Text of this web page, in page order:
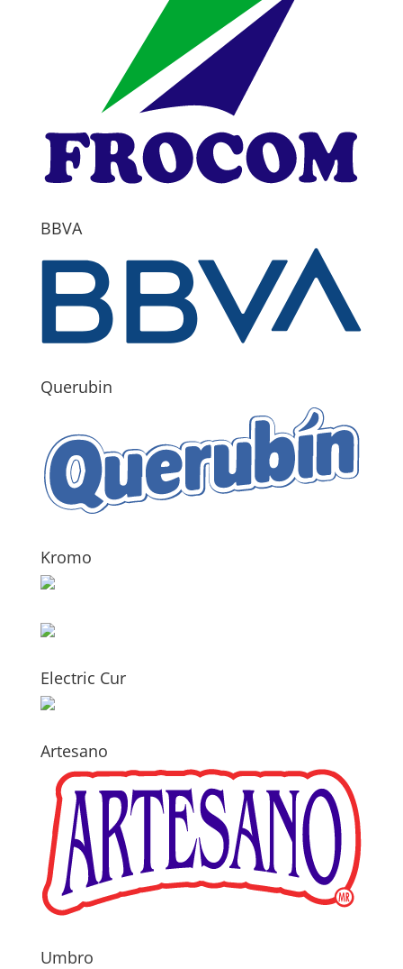
BBVA
Querubin
Kromo
Electric Cur
Artesano
Umbro